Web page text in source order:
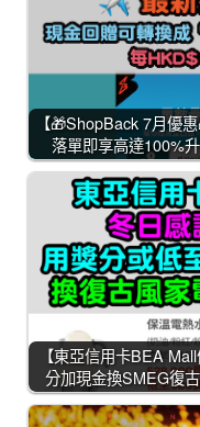
【🎁ShopBack 7月優
落單即享高達100%
【東亞信用卡BEA
分加現金換SMEG復